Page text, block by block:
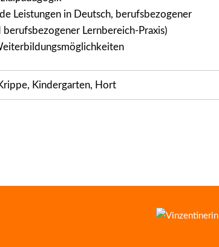
Leistungen in Deutsch, berufsbezogener
berufsbezogener Lernbereich-Praxis)
Kindergarten, Hort